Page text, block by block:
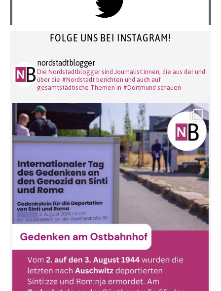
FOLGE UNS BEI INSTAGRAM!
nordstadtblogger
Die Nordstadtblogger sind Journalist:innen, die aus der und
über die #Nordstadt berichten und auch auf
gesamtstädtische Themen in #Dortmund schauen